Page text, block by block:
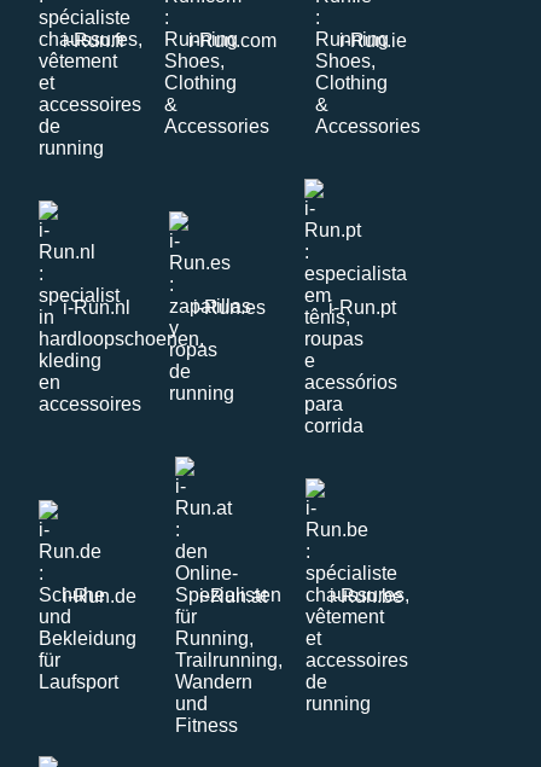
i-Run.fr i-Run.com i-Run.ie
i-Run.nl i-Run.es i-Run.pt
i-Run.de i-Run.at i-Run.be